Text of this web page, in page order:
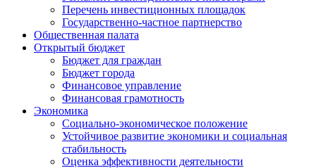
Перечень инвестиционных площадок
Государственно-частное партнерство
Общественная палата
Открытый бюджет
Бюджет для граждан
Бюджет города
Финансовое управление
Финансовая грамотность
Экономика
Социально-экономическое положение
Устойчивое развитие экономики и социальная
стабильность
Оценка эффективности деятельности